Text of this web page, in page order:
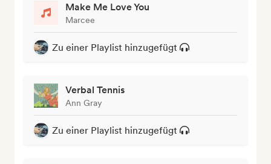
Make Me Love You
Marcee
Zu einer Playlist hinzugefügt
Verbal Tennis
Ann Gray
Zu einer Playlist hinzugefügt